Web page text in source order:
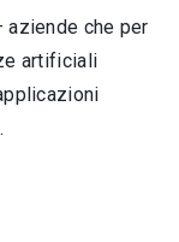
aziende che per
artificiali